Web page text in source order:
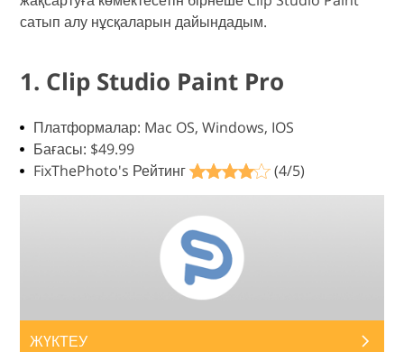
сатып алу нұсқаларын дайындадым.
1. Clip Studio Paint Pro
Платформалар: Mac OS, Windows, IOS
Бағасы: $49.99
FixThePhoto's Рейтинг
(4/5)
ЖҮКТЕУ